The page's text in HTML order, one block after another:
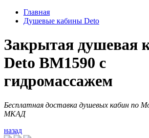
Главная
Душевые кабины Deto
Закрытая душевая
Deto BM1590 с
гидромассажем
Бесплатная доставка душевых кабин по
МКАД
назад